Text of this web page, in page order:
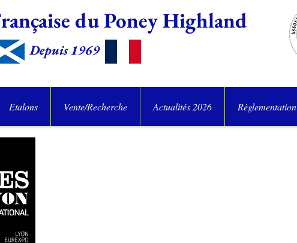
du PoneyHighland
Depuis 1969
Etalons Vente/Recherche Actualités 2026 Règlementation